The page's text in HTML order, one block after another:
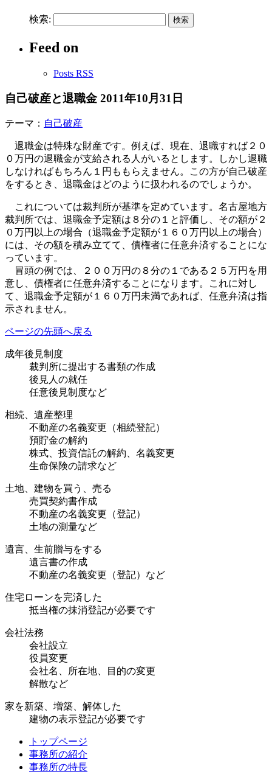
検索:
Feed on
Posts RSS
自己破産と退職金 2011年10月31日
テーマ： 自己破産
退職金は特殊な財産です。例えば、現在、退職すれば２０
０万円の退職金が支給される人がいるとします。しかし退職
しなければもちろん１円ももらえません。この方が自己破産
をするとき、退職金はどのように扱われるのでしょうか。
これについては裁判所が基準を定めています。名古屋地方
裁判所では、退職金予定額は８分の１と評価し、その額が２
０万円以上の場合（退職金予定額が１６０万円以上の場合）
には、その額を積み立てて、債権者に任意弁済することにな
っています。
冒頭の例では、２００万円の８分の１である２５万円を用
意し、債権者に任意弁済することになります。これに対し
て、退職金予定額が１６０万円未満であれば、任意弁済は指
示されません。
ページの先頭へ戻る
成年後見制度
裁判所に提出する書類の作成
後見人の就任
任意後見制度など
相続、遺産整理
不動産の名義変更（相続登記）
預貯金の解約
株式、投資信託の解約、名義変更
生命保険の請求など
土地、建物を買う、売る
売買契約書作成
不動産の名義変更（登記）
土地の測量など
遺言、生前贈与をする
遺言書の作成
不動産の名義変更（登記）など
住宅ローンを完済した
抵当権の抹消登記が必要です
会社法務
会社設立
役員変更
会社名、所在地、目的の変更
解散など
家を新築、増築、解体した
建物の表示登記が必要です
トップページ
事務所の紹介
事務所の特長